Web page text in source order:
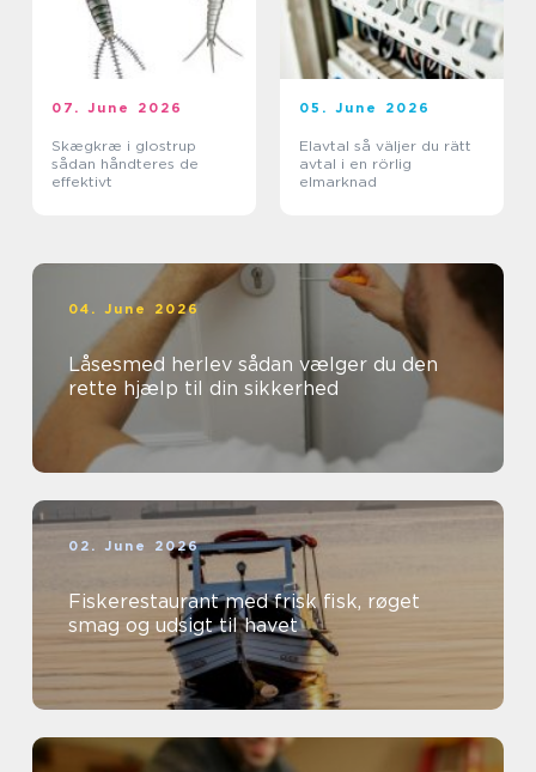
07. June 2026
Skægkræ i glostrup
sådan håndteres de
effektivt
05. June 2026
Elavtal så väljer du rätt
avtal i en rörlig
elmarknad
04. June 2026
Låsesmed herlev sådan vælger du den
rette hjælp til din sikkerhed
02. June 2026
Fiskerestaurant med frisk fisk, røget
smag og udsigt til havet